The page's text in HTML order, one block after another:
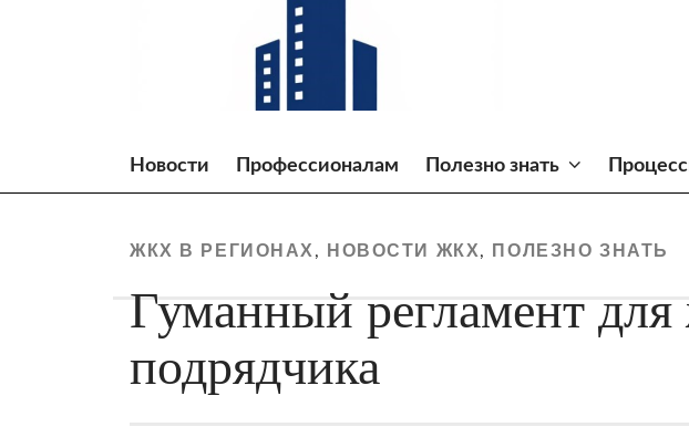
Новости Профессионалам Полезно знать
ЖКХ В РЕГИОНАХ , НОВОСТИ ЖКХ, ПОЛЕЗНО ЗНАТЬ
Гуманный регламент для
подрядчика